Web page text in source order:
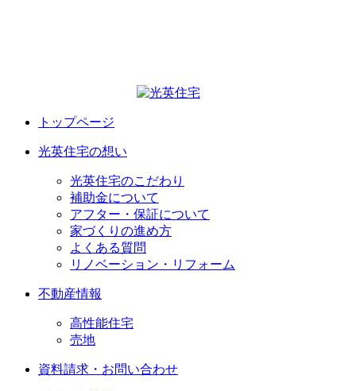
トップページ
光英住宅の想い
光英住宅のこだわり
補助金について
アフター・保証について
家づくりの進め方
よくある質問
リノベーション・リフォーム
不動産情報
高性能住宅
売地
資料請求・お問い合わせ